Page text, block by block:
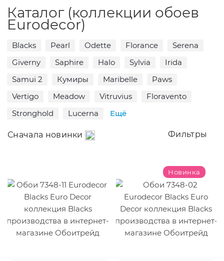
Каталог (коллекции обоев
Eurodecor)
Blacks Pearl Odette Florance
Serena
Giverny
Saphire Halo Sylvia
Irida
Samui 2
Кумиры Maribelle
Paws
Vertigo
Meadow Vitruvius
Floravento
Stronghold
Lucerna Ещё
Сначала новинки Фильтры
Новинка